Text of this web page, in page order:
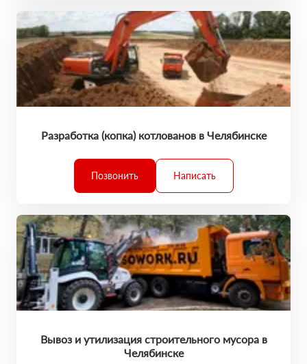
Разработка (копка) котлованов в Челябинске
Позвонить Написать
Вывоз и утилизация строительного мусора в
Челябинске